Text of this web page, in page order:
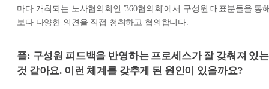
마다 개최되는 노사협의회인 '360협의회'에서 구성원 대표분들을 통
보다 다양한 의견을 직접 청취하고 협의합니다.
플: 구성원 피드백을 반영하는 프로세스가 잘 갖춰져 있는
것 같아요. 이런 체계를 갖추게 된 원인이 있을까요?